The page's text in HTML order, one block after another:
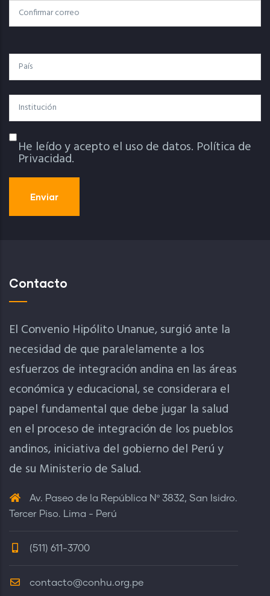
Confirmar Correo
País
Institución
Política De Privacidad
He leído y acepto el uso de datos. Política de
Privacidad.
Contacto
El Convenio Hipólito Unanue, surgió ante la
necesidad de que paralelamente a los
esfuerzos de integración andina en las áreas
económica y educacional, se considerara el
papel fundamental que debe jugar la salud
en el proceso de integración de los pueblos
andinos, iniciativa del gobierno del Perú y
de su Ministerio de Salud.
Av. Paseo de la República Nº 3832, San Isidro.
Tercer Piso. Lima - Perú
(511) 611-3700
contacto@conhu.org.pe